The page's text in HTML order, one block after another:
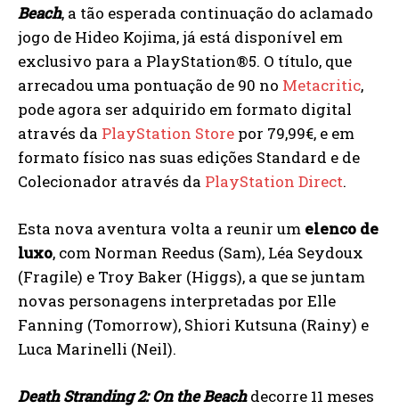
Beach, a tão esperada continuação do aclamado
jogo de Hideo Kojima, já está disponível em
exclusivo para a PlayStation®5. O título, que
arrecadou uma pontuação de 90 no Metacritic,
pode agora ser adquirido em formato digital
através da PlayStation Store por 79,99€, e em
formato físico nas suas edições Standard e de
Colecionador através da PlayStation Direct.
Esta nova aventura volta a reunir um elenco de
luxo, com Norman Reedus (Sam), Léa Seydoux
(Fragile) e Troy Baker (Higgs), a que se juntam
novas personagens interpretadas por Elle
Fanning (Tomorrow), Shiori Kutsuna (Rainy) e
Luca Marinelli (Neil).
Death Stranding 2: On the Beachdecorre 11 meses